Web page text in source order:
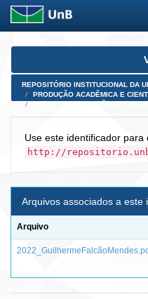
Skip
REPOSITÓRIO INSTITUCIONAL DA
PRODUÇÃO ACADÊMICA E
Use este identificador
http://
Arquivos associados a este
Arquivo